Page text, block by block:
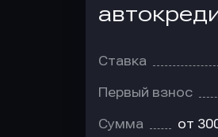
Ставка
Первый взнос
Сумма от